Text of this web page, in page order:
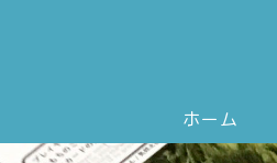
ホーム